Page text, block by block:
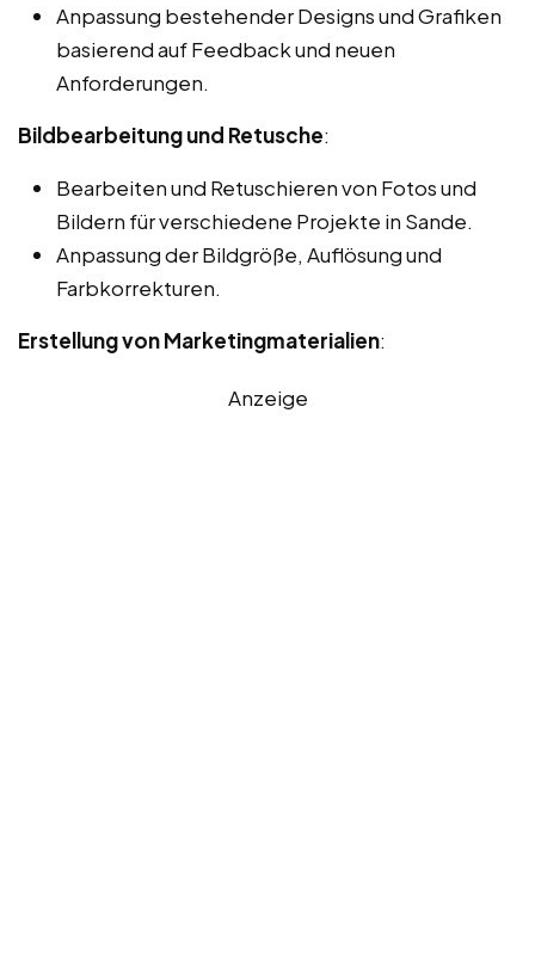
Anpassung bestehender Designs und Grafiken
basierend auf Feedback und neuen
Anforderungen.
Bildbearbeitung und Retusche:
Bearbeiten und Retuschieren von Fotos und
Bildern für verschiedene Projekte in Sande.
Anpassung der Bildgröße, Auflösung und
Farbkorrekturen.
Erstellung von Marketingmaterialien:
Anzeige